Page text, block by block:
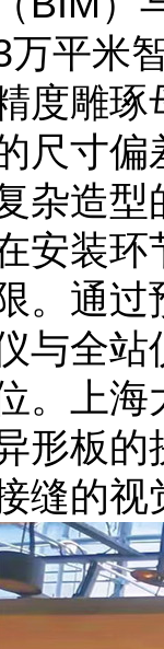
万平米
度雕琢
尺寸偏
杂造型
安装环
。通过
与全站
。上海
形板的
缝的视